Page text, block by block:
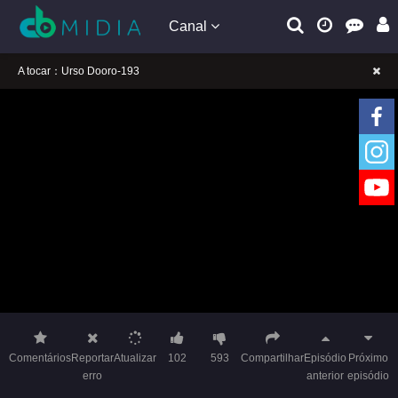
Canal
A tocar：Urso Dooro-193
ComentáriosReportar
erro
Atualizar 102 593 CompartilharEpisódio
anterior
Próximo
episódio